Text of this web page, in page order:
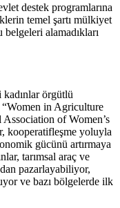
destek programlarına
temel şartı mülkiyet
alamadıkları
örgütlü
“Women in Agriculture
of Women’s
kooperatifleşme yoluyla
gücünü artırmaya
tarımsal araç ve
pazarlayabiliyor,
ve bazı bölgelerde ilk